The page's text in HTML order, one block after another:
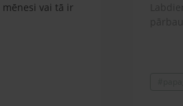
vai tā ir